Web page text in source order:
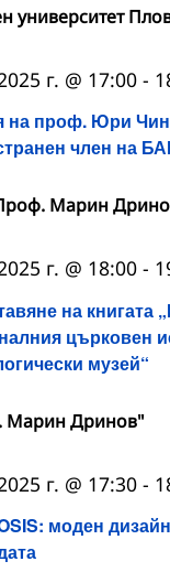
университет
на проф. Юри
член на
г. @ 17:00 -
Марин
на книгата
църковен
музей“
г. @ 18:00 -
Марин Дринов"
моден
г. @ 17:30 -